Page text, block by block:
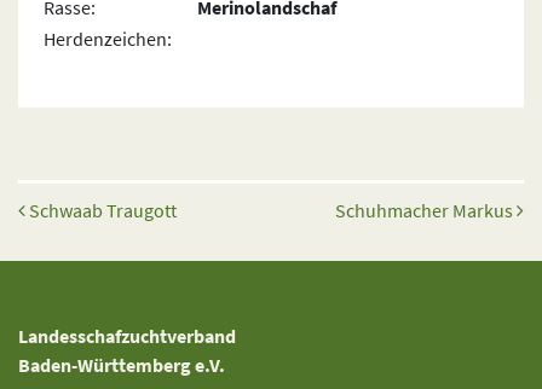
Rasse:
Merinolandschaf
Herdenzeichen:
Beitrags-Navigation
Schwaab Traugott Schuhmacher Markus
Landesschafzuchtverband
Baden-Württemberg e.V.